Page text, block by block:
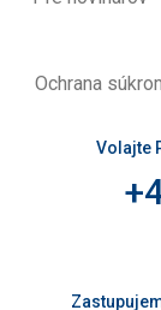
Ochrana
Volajte